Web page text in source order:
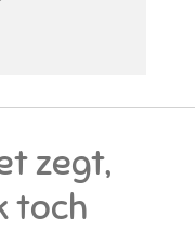
zegt,
toch